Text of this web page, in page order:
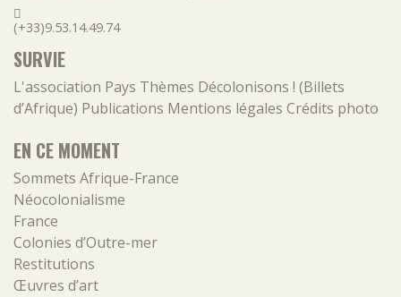
(+33)9.53.14.49.74
SURVIE
L'association Pays Thèmes Décolonisons ! (Billets
d’Afrique) Publications Mentions légales Crédits photo
EN CE MOMENT
Sommets Afrique-France
Néocolonialisme
France
Colonies d’Outre-mer
Restitutions
Œuvres d’art